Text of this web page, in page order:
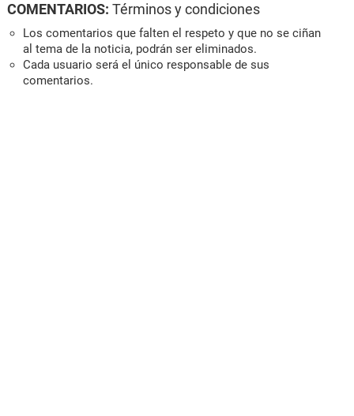
COMENTARIOS: Términos y condiciones
Los comentarios que falten el respeto y que no se ciñan
al tema de la noticia, podrán ser eliminados.
Cada usuario será el único responsable de sus
comentarios.